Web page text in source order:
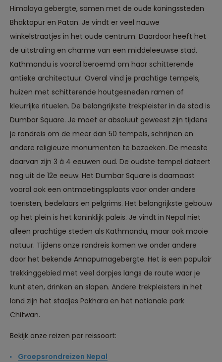
Himalaya gebergte, samen met de oude koningssteden
Bhaktapur en Patan. Je vindt er veel nauwe
winkelstraatjes in het oude centrum. Daardoor heeft het
de uitstraling en charme van een middeleeuwse stad.
Kathmandu is vooral beroemd om haar schitterende
antieke architectuur. Overal vind je prachtige tempels,
huizen met schitterende houtgesneden ramen of
kleurrijke rituelen. De belangrijkste trekpleister in de stad is
Dumbar Square. Je moet er absoluut geweest zijn tijdens
je rondreis om de meer dan 50 tempels, schrijnen en
andere religieuze monumenten te bezoeken. De meeste
daarvan zijn 3 à 4 eeuwen oud. De oudste tempel dateert
nog uit de 12e eeuw. Het Dumbar Square is daarnaast
vooral ook een ontmoetingsplaats voor onder andere
toeristen, bedelaars en pelgrims. Het belangrijkste gebouw
op het plein is het koninklijk paleis. Je vindt in Nepal niet
alleen prachtige steden als Kathmandu, maar ook mooie
natuur. Tijdens onze rondreis komen we onder andere
door het bekende Annapurnagebergte. Het is een populair
trekkinggebied met veel dorpjes langs de route waar je
kunt eten, drinken en slapen. Andere trekpleisters in het
land zijn het stadjes Pokhara en het nationale park
Chitwan.
Bekijk onze reizen per reissoort:
Groepsrondreizen Nepal